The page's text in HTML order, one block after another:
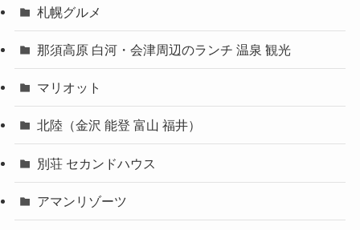
札幌グルメ
那須高原 白河・会津周辺のランチ 温泉 観光
マリオット
北陸（金沢 能登 富山 福井）
別荘 セカンドハウス
アマンリゾーツ